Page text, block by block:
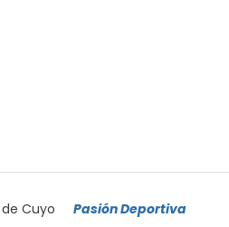
Cuyo Pasión Deportiva